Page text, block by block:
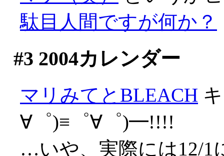
駄目人間ですが何か？
#3 2004カレンダー
マリみてとBLEACH
∀゜)≡゜∀゜)━!!!!
…いや、実際には12/1